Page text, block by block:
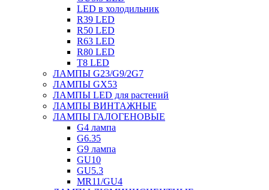
LED в холодильник
R39 LED
R50 LED
R63 LED
R80 LED
T8 LED
ЛАМПЫ G23/G9/2G7
ЛАМПЫ GX53
ЛАМПЫ LED для растений
ЛАМПЫ ВИНТАЖНЫЕ
ЛАМПЫ ГАЛОГЕНОВЫЕ
G4 лампа
G6.35
G9 лампа
GU10
GU5.3
MR11/GU4